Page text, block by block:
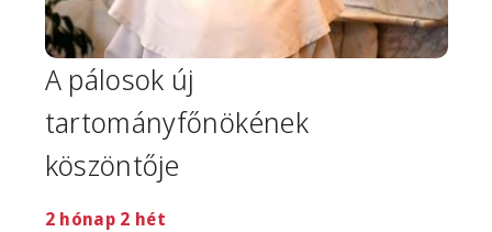
A pálosok új
tartományfőnökének
köszöntője
2 hónap 2 hét